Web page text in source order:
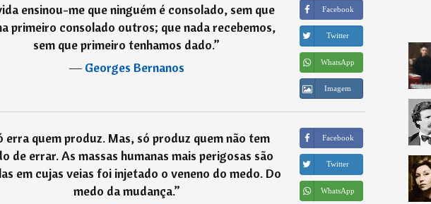
ensinou-me que ninguém é consolado, sem que
primeiro consolado outros; que nada recebemos,
sem que primeiro tenhamos dado.”
―Georges Bernanos
Facebook
Twitter
WhatsApp
Imagem
erra quem produz. Mas, só produz quem não tem
de errar. As massas humanas mais perigosas são
em cujas veias foi injetado o veneno do medo. Do
medo da mudança.”
Facebook
Twitter
WhatsApp